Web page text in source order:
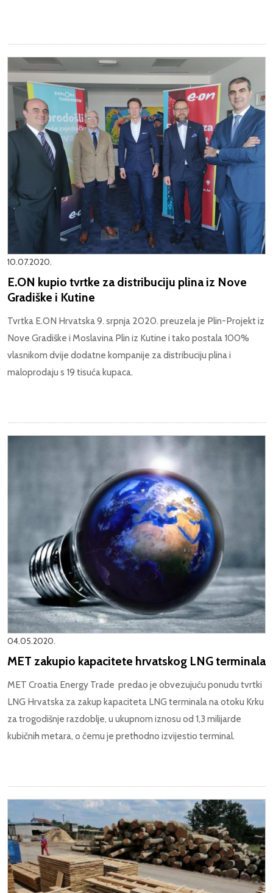
10.07.2020.
E.ON kupio tvrtke za distribuciju plina iz Nove
Gradiške i Kutine
Tvrtka E.ON Hrvatska 9. srpnja 2020. preuzela je Plin-Projekt iz
Nove Gradiške i Moslavina Plin iz Kutine i tako postala 100%
vlasnikom dvije dodatne kompanije za distribuciju plina i
maloprodaju s 19 tisuća kupaca.
04.05.2020.
MET zakupio kapacitete hrvatskog LNG terminala
MET Croatia Energy Trade predao je obvezujuću ponudu tvrtki
LNG Hrvatska za zakup kapaciteta LNG terminala na otoku Krku
za trogodišnje razdoblje, u ukupnom iznosu od 1,3 milijarde
kubičnih metara, o čemu je prethodno izvijestio terminal.